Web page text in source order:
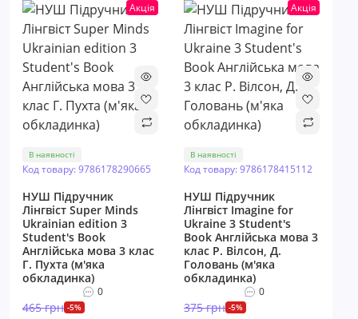
Акція
В наявності
Код товару: 9786178290665
НУШ Підручник
Лінгвіст Super Minds
Ukrainian edition 3
Student's Book
Англійська мова 3 клас
Г. Пухта (м'яка
обкладинка)
0
465 грн -5%
Акція
В наявності
Код товару: 9786178415112
НУШ Підручник
Лінгвіст Imagine for
Ukraine 3 Student's
Book Англійська мова 3
клас Р. Вілсон, Д.
Головань (м'яка
обкладинка)
0
375 грн -5%